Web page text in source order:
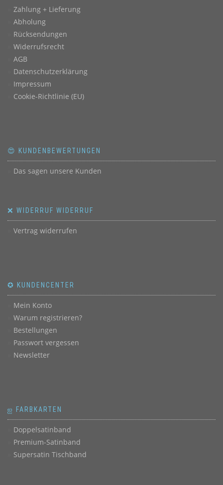
Zahlung + Lieferung
Abholung
Rücksendungen
Widerrufsrecht
AGB
Datenschutzerklärung
Impressum
Cookie-Richtlinie (EU)
😍 KUNDENBEWERTUNGEN
Das sagen unsere Kunden
❌ WIDERRUF WIDERRUF
Vertrag widerrufen
✪ KUNDENCENTER
Mein Konto
Warum registrieren?
Bestellungen
Passwort vergessen
Newsletter
ஐ FARBKARTEN
Doppelsatinband
Premium-Satinband
Supersatin Tischband